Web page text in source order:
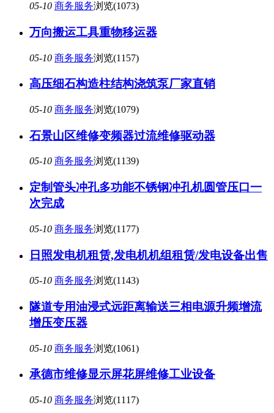
05-10 商务服务浏览(1073)
万向搬运工具重物移运器
05-10 商务服务浏览(1157)
高压细石构造柱结构浇筑泵厂家直销
05-10 商务服务浏览(1079)
石景山区维修变频器过流维修驱动器
05-10 商务服务浏览(1139)
定制管头冲孔多功能不锈钢冲孔机圆管压口一
次完成
05-10 商务服务浏览(1177)
日照发电机租赁,发电机机组租赁/发电设备出售
05-10 商务服务浏览(1143)
隧道专用油浸式远距离输送三相电源升频增流
增压变压器
05-10 商务服务浏览(1061)
承德市维修显示屏花屏维修工业设备
05-10 商务服务浏览(1117)